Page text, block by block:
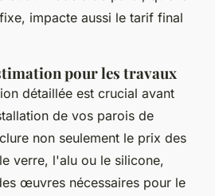
impacte aussi le tarif final
pour les travaux
détaillée est crucial avant
de vos parois de
non seulement le prix des
verre, l'alu ou le silicone,
œuvres nécessaires pour le